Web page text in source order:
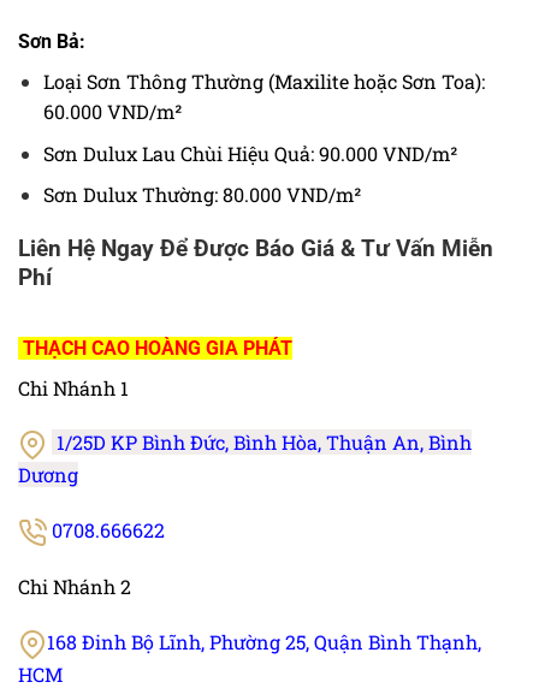
Sơn Bả:
Loại Sơn Thông Thường (Maxilite hoặc Sơn Toa):
60.000 VND/m²
Sơn Dulux Lau Chùi Hiệu Quả: 90.000 VND/m²
Sơn Dulux Thường: 80.000 VND/m²
Liên Hệ Ngay Để Được Báo Giá & Tư Vấn Miễn
Phí
THẠCH CAO HOÀNG GIA PHÁT
Chi Nhánh 1
1/25D KP Bình Đức, Bình Hòa, Thuận An, Bình
Dương
0708.666622
Chi Nhánh 2
168 Đinh Bộ Lĩnh, Phường 25, Quận Bình Thạnh,
HCM